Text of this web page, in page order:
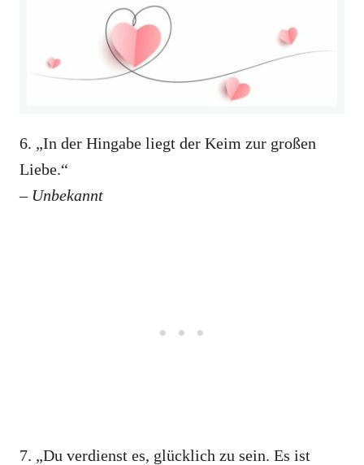
6. „In der Hingabe liegt der Keim zur großen
Liebe.“
– Unbekannt
7. „Du verdienst es, glücklich zu sein. Es ist